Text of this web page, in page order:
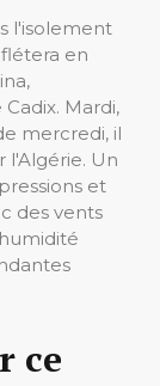
l'isolement
en
Mardi,
mercredi, il
l'Algérie. Un
et
des vents
ce